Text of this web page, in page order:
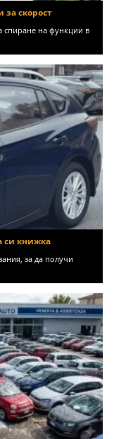
скорост
спиране на функции в
си книжка
за да получи